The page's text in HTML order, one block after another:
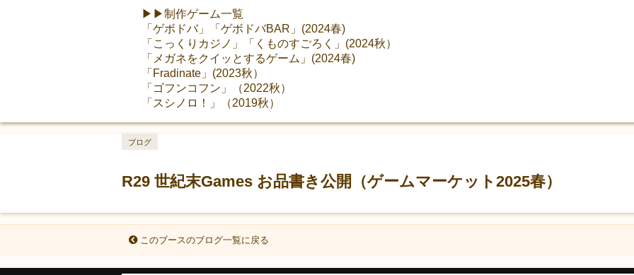
▶︎▶︎制作ゲーム一覧
「ゲボドバ」「ゲボドバBAR」(2024春)
「こっくりカジノ」「くものすごろく」(2024秋）
「メガネをクイッとするゲーム」(2024春)
「Fradinate」(2023秋）
「ゴフンコフン」（2022秋）
「スシノロ！」（2019秋）
R29 世紀末Games お品書き公開（ゲームマーケット2025春）
ブログ
このブースのブログ一覧に戻る